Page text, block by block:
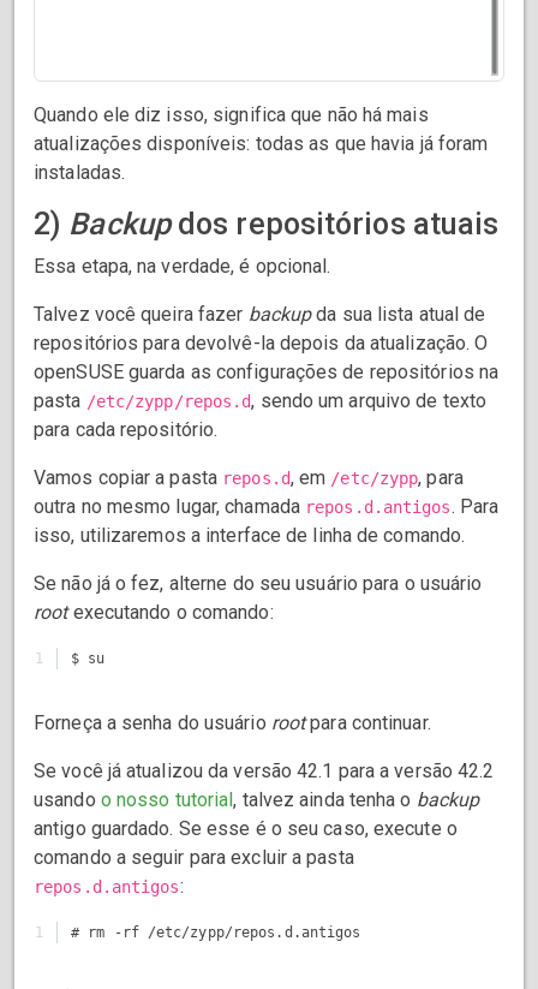
Quando ele diz isso, significa que não há mais
atualizações disponíveis: todas as que havia já foram
instaladas.
2) Backupdos repositórios atuais
Essa etapa, na verdade, é opcional.
Talvez você queira fazer backupda sua lista atual de
repositórios para devolvê-la depois da atualização. O
openSUSE guarda as configurações de repositórios na
pasta /etc/zypp/repos.d, sendo um arquivo de texto
para cada repositório.
Vamos copiar a pasta repos.d, em /etc/zypp, para
outra no mesmo lugar, chamada repos.d.antigos. Para
isso, utilizaremos a interface de linha de comando.
Se não já o fez, alterne do seu usuário para o usuário
rootexecutando o comando:
Forneça a senha do usuário rootpara continuar.
Se você já atualizou da versão 42.1 para a versão 42.2
usando o nosso tutorial, talvez ainda tenha o backup
antigo guardado. Se esse é o seu caso, execute o
comando a seguir para excluir a pasta
repos.d.antigos: